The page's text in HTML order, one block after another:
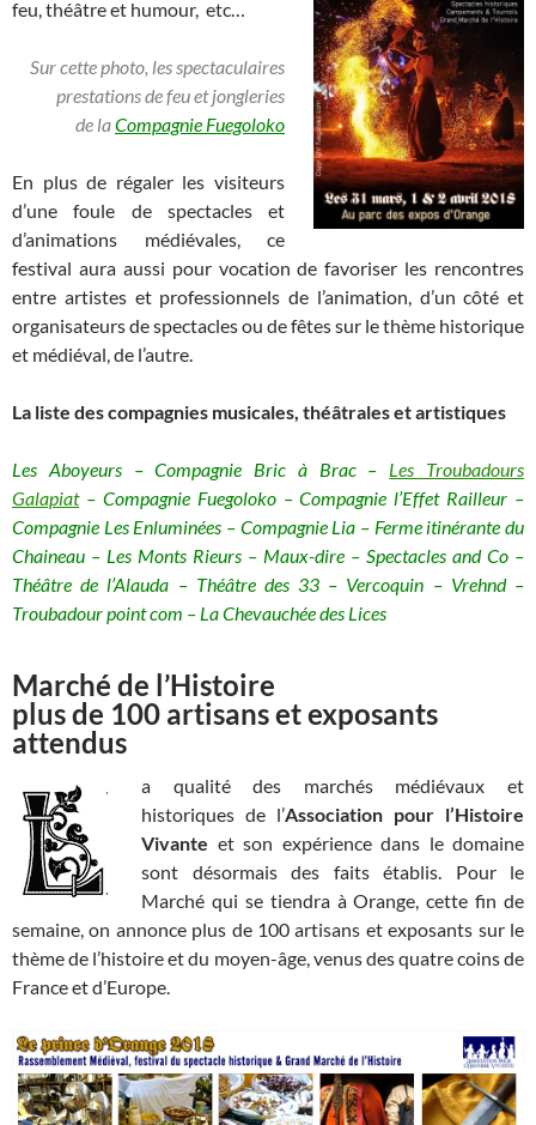
feu, théâtre et humour, etc…
Sur cette photo, les spectaculaires
prestations de feu et jongleries
de laCompagnie Fuegoloko
En plus de régaler les visiteurs
d’une foule de spectacles et
d’animations médiévales, ce
festival aura aussi pour vocation de favoriser les rencontres
entre artistes et professionnels de l’animation, d’un côté et
organisateurs de spectacles ou de fêtes sur le thème historique
et médiéval, de l’autre.
La liste des compagnies musicales, théâtrales et artistiques
Les Aboyeurs – Compagnie Bric à Brac – Les Troubadours
Galapiat– Compagnie Fuegoloko – Compagnie l’Effet Railleur –
Compagnie Les Enluminées – Compagnie Lia – Ferme itinérante du
Chaineau – Les Monts Rieurs – Maux-dire – Spectacles and Co –
Théâtre de l’Alauda – Théâtre des 33 – Vercoquin – Vrehnd –
Troubadour point com – La Chevauchée des Lices
Marché de l’Histoire
plus de 100 artisans et exposants
attendus
a qualité des marchés médiévaux et
historiques de l’Association pour l’Histoire
Vivante et son expérience dans le domaine
sont désormais des faits établis. Pour le
Marché qui se tiendra à Orange, cette fin de
semaine, on annonce plus de 100 artisans et exposants sur le
thème de l’histoire et du moyen-âge, venus des quatre coins de
France et d’Europe.